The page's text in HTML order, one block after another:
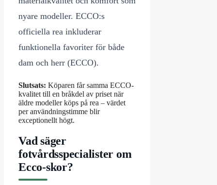
nyare modeller. ECCO:s
officiella rea inkluderar
funktionella favoriter för både
dam och herr (ECCO).
Slutsats: Köparen får samma ECCO-
kvalitet till en bråkdel av priset när
äldre modeller köps på rea – värdet
per användningstimme blir
exceptionellt högt.
Vad säger
fotvårdsspecialister om
Ecco-skor?